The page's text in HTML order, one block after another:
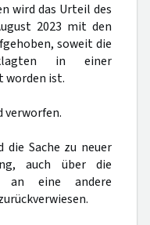
wird das Urteil des
2023 mit den
soweit die
in einer
worden ist.
verworfen.
die Sache zu neuer
auch über die
an eine andere